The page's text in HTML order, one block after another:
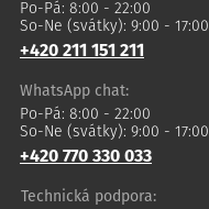
Po-Pá: 8:00 - 22:00
So-Ne (svátky): 9:00 - 17:00
+420 211 151 211
WhatsApp chat:
Po-Pá: 8:00 - 22:00
So-Ne (svátky): 9:00 - 17:00
+420 770 330 033
Technická podpora: